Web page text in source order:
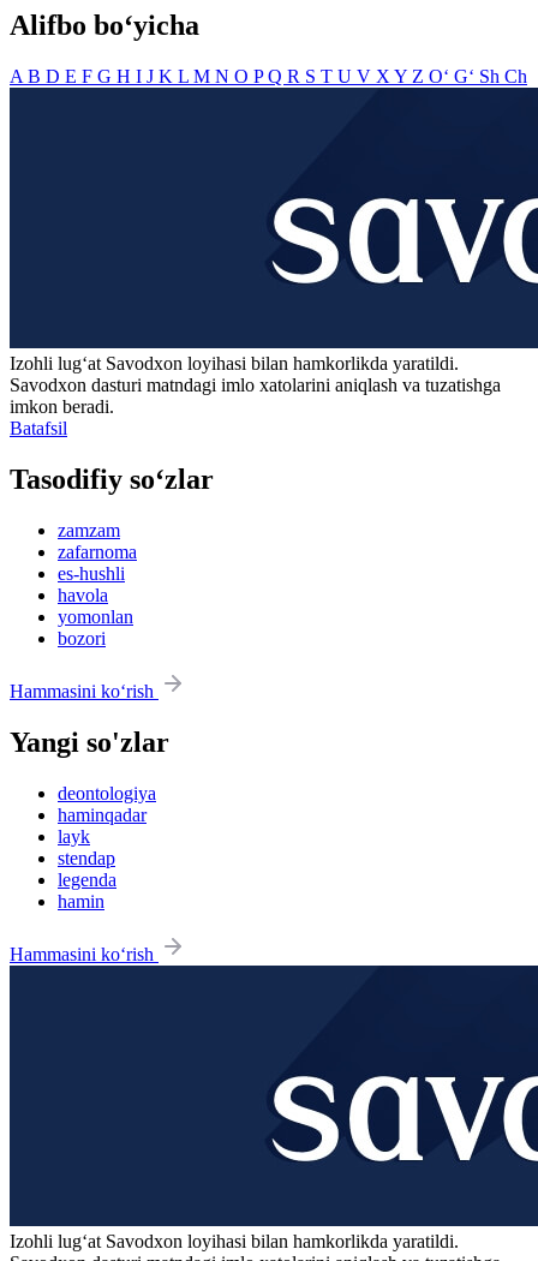
Alifbo bo‘yicha
A B D E F G H I J K L M N O PQ R S T U V X Y Z O‘ G‘ Sh Ch
Izohli lugʻat Savodxon loyihasi bilan hamkorlikda yaratildi.
Savodxon dasturi matndagi imlo xatolarini aniqlash va tuzatishga
imkon beradi.
Batafsil
Tasodifiy so‘zlar
zamzam
zafarnoma
es-hushli
havola
yomonlan
bozori
Hammasini ko‘rish
Yangi so'zlar
deontologiya
haminqadar
layk
stendap
legenda
hamin
Hammasini ko‘rish
Izohli lugʻat Savodxon loyihasi bilan hamkorlikda yaratildi.